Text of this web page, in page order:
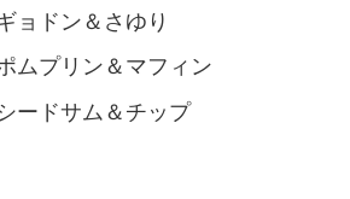
ョドン＆さゆり
ムプリン＆マフィン
ードサム＆チップ